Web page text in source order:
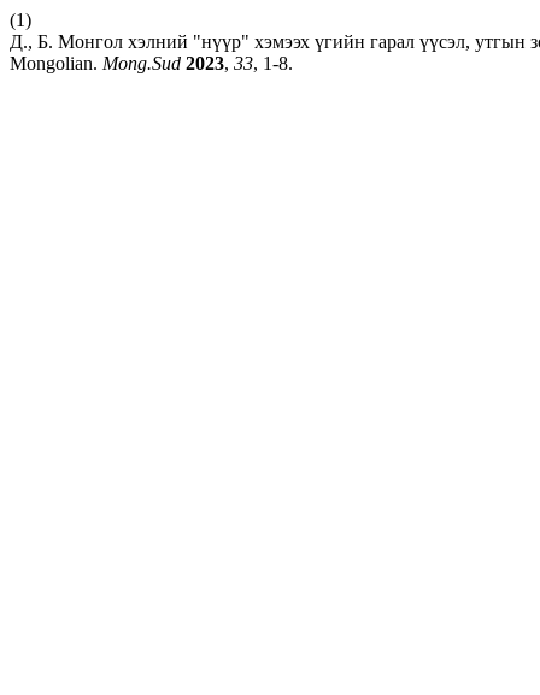
(1)
Д., Б. Монгол хэлний "нүүр" хэмээх үгийн гарал үүсэл, утгын
Mongolian. Mong.Sud 2023, 33, 1-8.